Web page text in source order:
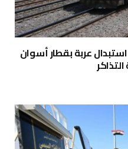
عربة بقطار أسوان